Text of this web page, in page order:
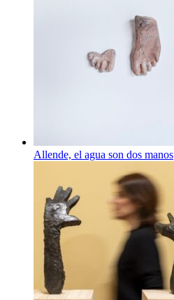
Allende, el agua son dos manos